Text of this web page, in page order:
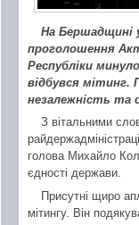
На Бершадщині
проголошення
Республіки
відбувся мітинг.
незалежність та
З вітальними
голова Михайло
єдності держави.
Присутні щиро
мітингу. Він